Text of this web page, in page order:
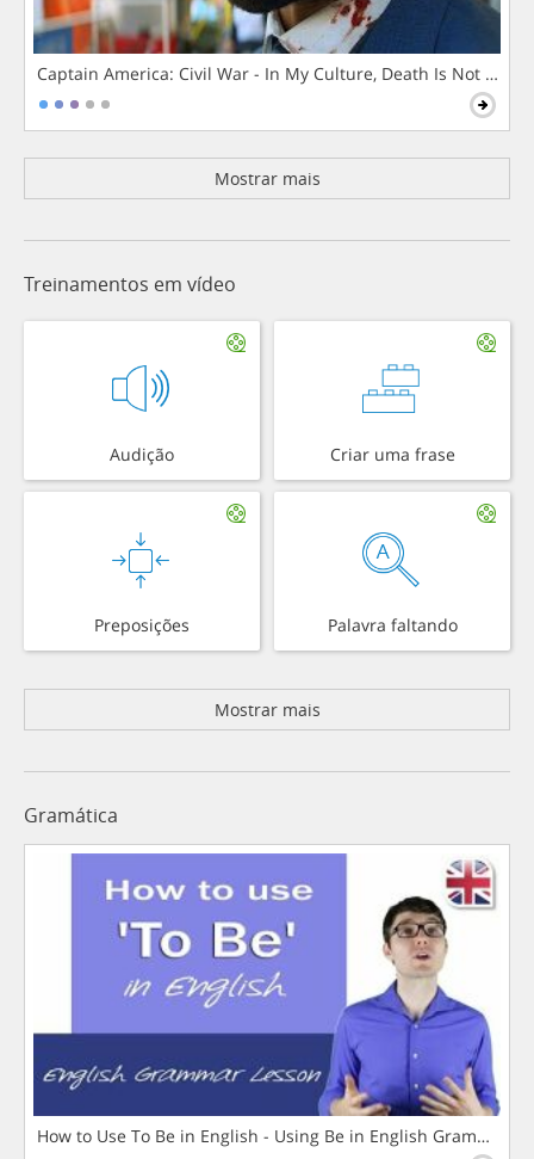
Captain America: Civil War - In My Culture, Death Is Not The
Mostrar mais
Treinamentos em vídeo
Audição Criar uma frase
Preposições Palavra faltando
Mostrar mais
Gramática
How to Use To Be in English - Using Be in English Grammar